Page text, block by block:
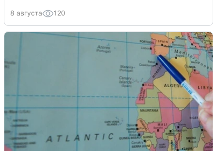
8 августа 120